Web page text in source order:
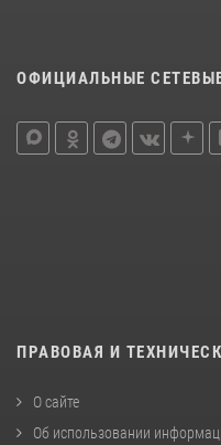
ОФИЦИАЛЬНЫЕ
ПРАВОВАЯ И
О сайте
Об использовании